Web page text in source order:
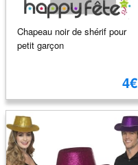
Chapeau noir de shérif pour
petit garçon
4€